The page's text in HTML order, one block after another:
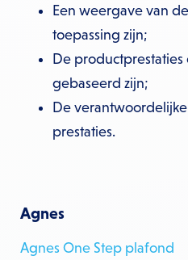
Een weergave van
toepassing zijn;
De
gebaseerd zijn;
De
prestaties.
Agnes
Agnes One Step plafond